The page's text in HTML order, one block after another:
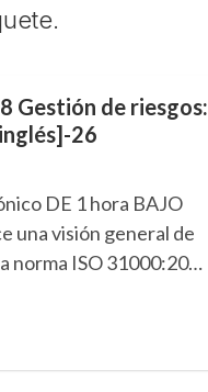
Gestión de riesgos:
26
DE 1 hora BAJO
una visión general de
norma ISO 31000:2018
Certificado de
certificado. 0,1